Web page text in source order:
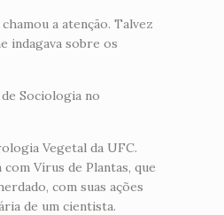
a atenção. Talvez
indagava sobre os
Sociologia no
Vegetal da UFC.
Vírus de Plantas, que
com suas ações
de um cientista.